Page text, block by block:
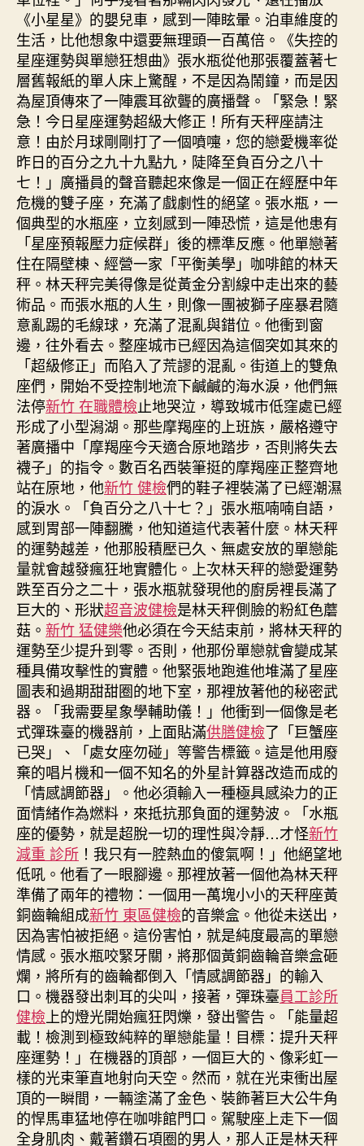
《小星星》的嬰兒車，感到一陣眩暈。泊車維度的
生活，比他想象中還要無理頭一百萬倍。《失控的
星座運勢與單戀狂想曲》張水瓶從他那張覆蓋著七
層舊報紙的單人床上驚醒，不是因為鬧鐘，而是因
為屋頂傳來了一陣震耳欲聾的廣播聲。「緊急！緊
急！今日星座運勢超級大修正！所有天秤座請注
意！由於月球剛剛打了一個噴嚏，您的戀愛機率從
昨日的百分之九十九點九，陡降至負百分之八十
七！」廣播員的聲音聽起來像是一個正在經歷中年
危機的雙子座，充滿了戲劇性的絕望。張水瓶，一
個典型的水瓶座，立刻感到一陣恐慌，這是他患有
「星座預報壓力症候群」後的標準反應。他單戀著
住在隔壁棟、經營一家「平衡美學」咖啡館的林天
秤。林天秤完美得像是從黃金分割線中走出來的藝
術品。而張水瓶的人生，則像一團被獅子座暴君隨
意亂踢的毛線球，充滿了混亂與錯位。他衝到窗
邊，往外看去。整座城市已經因為這個突如其來的
「超級修正」而陷入了荒謬的混亂。街道上的雙魚
座們，開始不受控制地流下鹹鹹的海水淚，他們無
法停新竹 在職體檢止地哭泣，導致城市低窪處已經
形成了小型潟湖。那些摩羯座的上班族，嚴格遵守
著廣播中「摩羯座今天適合原地踏步，否則將失去
襪子」的指令。數百名西裝筆挺的摩羯座正整齊地
站在原地，他新竹 健檢們的鞋子裡裝滿了已經潮濕
的淚水。「負百分之八十七？」張水瓶喃喃自語，
感到胃部一陣翻騰，他知道這代表著什麼。林天秤
的運勢越差，他那股積壓已久、無處安放的單戀能
量就會越發瘋狂地實體化。上次林天秤的戀愛運勢
跌至百分之二十，張水瓶就發現他的廚房裡長滿了
巨大的、形狀超音波健檢是林天秤側臉的粉紅色蘑
菇。 新竹 猛健樂他必須在今天結束前，將林天秤的
運勢至少提升到零。否則，他那份單戀就會變成某
種具備攻擊性的實體。他緊張地跑進他堆滿了星座
圖表和過期甜甜圈的地下室，那裡放著他的秘密武
器。「我需要星象學輔助儀！」他衝到一個像是老
式彈珠臺的機器前，上面貼滿供膳健檢了「巨蟹座
已哭」、「處女座勿碰」等警告標籤。這是他用廢
棄的唱片機和一個不知名的外星計算器改造而成的
「情感調節器」。他必須輸入一種極具感染力的正
面情緒作為燃料，來抵抗那負面的運勢波。「水瓶
座的優勢，就是超脫一切的理性與冷靜…才怪新竹
減重 診所 ！我只有一腔熱血的傻氣啊！」他絕望地
低吼。他看了一眼腳邊。那裡放著一個他為林天秤
準備了兩年的禮物：一個用一萬塊小小的天秤座黃
銅齒輪組成新竹 東區健檢的音樂盒。他從未送出，
因為害怕被拒絕。這份害怕，就是純度最高的單戀
情感。張水瓶咬緊牙關，將那個黃銅齒輪音樂盒砸
爛，將所有的齒輪都倒入「情感調節器」的輸入
口。機器發出刺耳的尖叫，接著，彈珠臺員工診所
健檢 上的燈光開始瘋狂閃爍，發出警告。「能量超
載！檢測到極致純粹的單戀能量！目標：提升天秤
座運勢！」在機器的頂部，一個巨大的、像彩虹一
樣的光束筆直地射向天空。然而，就在光束衝出屋
頂的一瞬間，一輛塗滿了金色、裝飾著巨大公牛角
的悍馬車猛地停在咖啡館門口。駕駛座上走下一個
全身肌肉、戴著鑽石項圈的男人，那人正是林天秤